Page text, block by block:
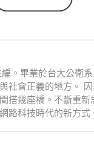
。畢業於台大公衛
社會正義的地方。
搭幾座橋。不斷重
路科技時代的新方式